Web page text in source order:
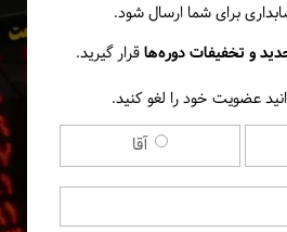
سرمایه‌گذاری
بورس
برای شما ارسال شود.
و تخفیفات دوره‌هاقرار گیرید.
عضویت خود را لغو کنید.
آقا